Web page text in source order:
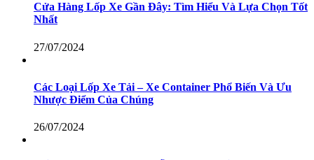
Cửa Hàng Lốp Xe Gần Đây: Tìm Hiểu Và Lựa Chọn Tốt
Nhất
27/07/2024
Các Loại Lốp Xe Tải – Xe Container Phổ Biến Và Ưu
Nhược Điểm Của Chúng
26/07/2024